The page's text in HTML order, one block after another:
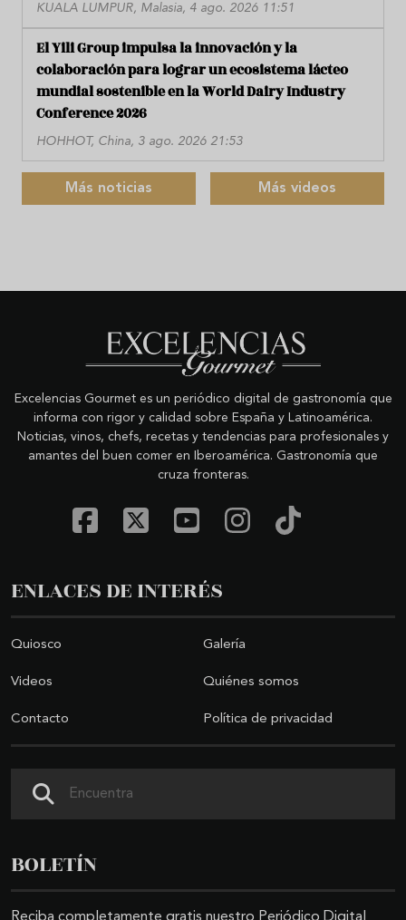
KUALA LUMPUR, Malasia, 4 ago. 2026 11:51
El Yili Group impulsa la innovación y la
colaboración para lograr un ecosistema lácteo
mundial sostenible en la World Dairy Industry
Conference 2026
HOHHOT, China, 3 ago. 2026 21:53
Más noticias Más videos
Excelencias Gourmet es un periódico digital de gastronomía que
informa con rigor y calidad sobre España y Latinoamérica.
Noticias, vinos, chefs, recetas y tendencias para profesionales y
amantes del buen comer en Iberoamérica. Gastronomía que
cruza fronteras.
ENLACES DE INTERÉS
Quiosco Galería
Videos Quiénes somos
Contacto Política de privacidad
BOLETÍN